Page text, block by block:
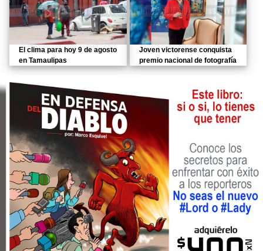
El clima para hoy 9 de agosto
en Tamaulipas
Joven victorense conquista
premio nacional de fotografía